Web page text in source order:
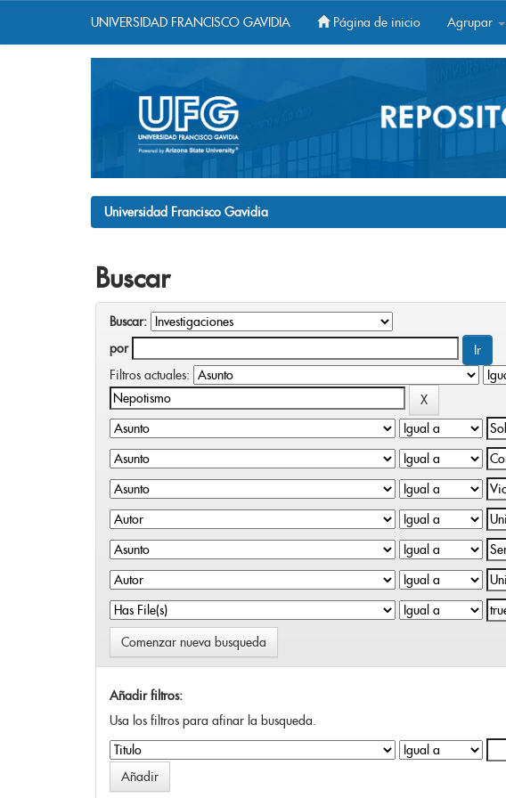
UNIVERSIDAD FRANCISCO GAVIDIA Página de inicio Agrupar
Universidad Francisco Gavidia
Buscar
Buscar:
por
Filtros actuales:
Comenzar nueva busqueda
Añadir filtros:
Usa los filtros para afinar la busqueda.